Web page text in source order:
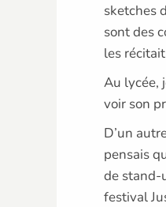
sketches
sont des
les
Au lycée,
voir son
D’un
pensais
de stand-
festival